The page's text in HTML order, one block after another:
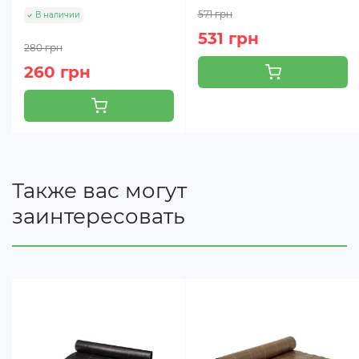
В наличии
280 грн
260 грн
571 грн
531 грн
Также вас могут
заинтересовать